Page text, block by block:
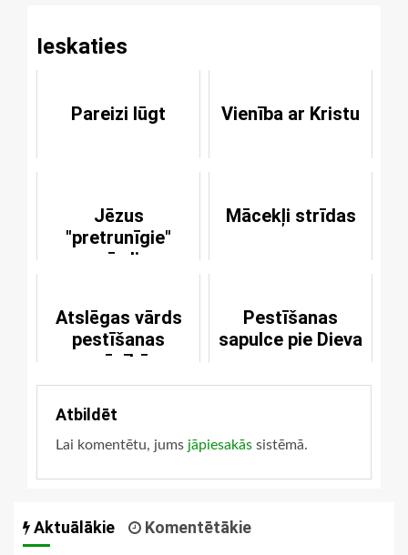
Ieskaties
Pareizi lūgt Vienība ar Kristu
Jēzus
"pretrunīgie"
vārdi
Mācekļi strīdas
Atslēgas vārds
pestīšanas
mācībā
Pestīšanas
sapulce pie Dieva
Atbildēt
Lai komentētu, jums jāpiesakās sistēmā.
Aktuālākie Komentētākie